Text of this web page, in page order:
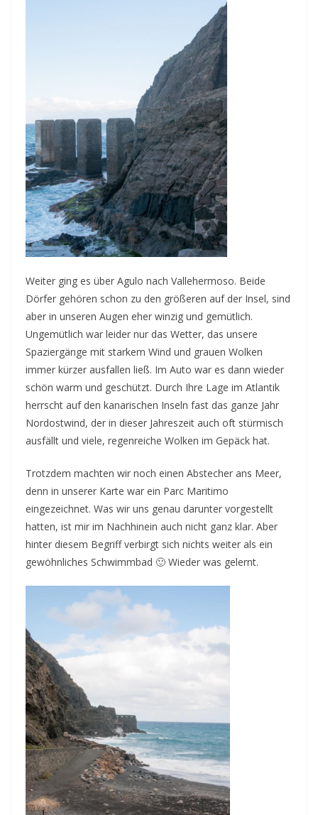
Weiter ging es über Agulo nach Vallehermoso. Beide
Dörfer gehören schon zu den größeren auf der Insel, sind
aber in unseren Augen eher winzig und gemütlich.
Ungemütlich war leider nur das Wetter, das unsere
Spaziergänge mit starkem Wind und grauen Wolken
immer kürzer ausfallen ließ. Im Auto war es dann wieder
schön warm und geschützt. Durch Ihre Lage im Atlantik
herrscht auf den kanarischen Inseln fast das ganze Jahr
Nordostwind, der in dieser Jahreszeit auch oft stürmisch
ausfällt und viele, regenreiche Wolken im Gepäck hat.
Trotzdem machten wir noch einen Abstecher ans Meer,
denn in unserer Karte war ein Parc Maritimo
eingezeichnet. Was wir uns genau darunter vorgestellt
hatten, ist mir im Nachhinein auch nicht ganz klar. Aber
hinter diesem Begriff verbirgt sich nichts weiter als ein
gewöhnliches Schwimmbad 🙂 Wieder was gelernt.